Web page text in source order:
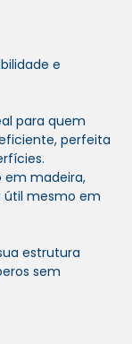
e
para quem
perfeita
em madeira,
útil mesmo em
estrutura
sem